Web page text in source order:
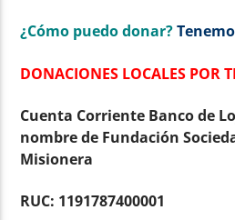
¿Cómo puedo donar?
DONACIONES LOCALES POR
Cuenta Corriente Banco de
nombre de Fundación
Misionera
RUC: 1191787400001